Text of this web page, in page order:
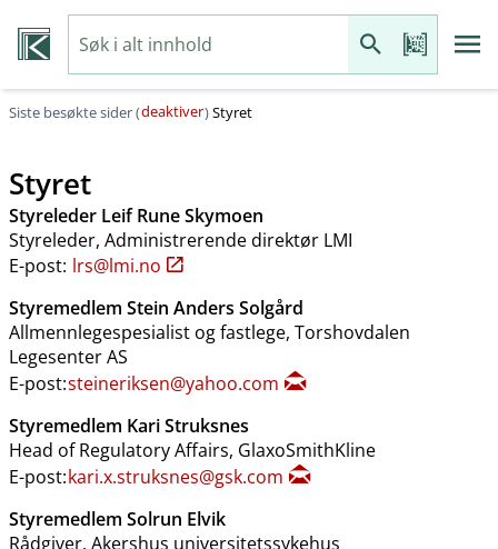
Siste besøkte sider (deaktiver)Styret
Styret
Styreleder Leif Rune Skymoen
Styreleder, Administrerende direktør LMI
E-post: lrs@lmi.no
Styremedlem Stein Anders Solgård
Allmennlegespesialist og fastlege, Torshovdalen
Legesenter AS
E-post:steineriksen@yahoo.com
Styremedlem Kari Struksnes
Head of Regulatory Affairs, GlaxoSmithKline
E-post:kari.x.struksnes@gsk.com
Styremedlem Solrun Elvik
Rådgiver, Akershus universitetssykehus